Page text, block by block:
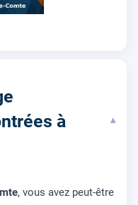
à
▾
, vous avez peut-être